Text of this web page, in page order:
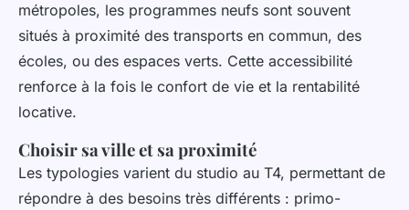
métropoles, les programmes neufs sont souvent
situés à proximité des transports en commun, des
écoles, ou des espaces verts. Cette accessibilité
renforce à la fois le confort de vie et la rentabilité
locative.
Choisir sa ville et sa proximité
Les typologies varient du studio au T4, permettant de
répondre à des besoins très différents : primo-